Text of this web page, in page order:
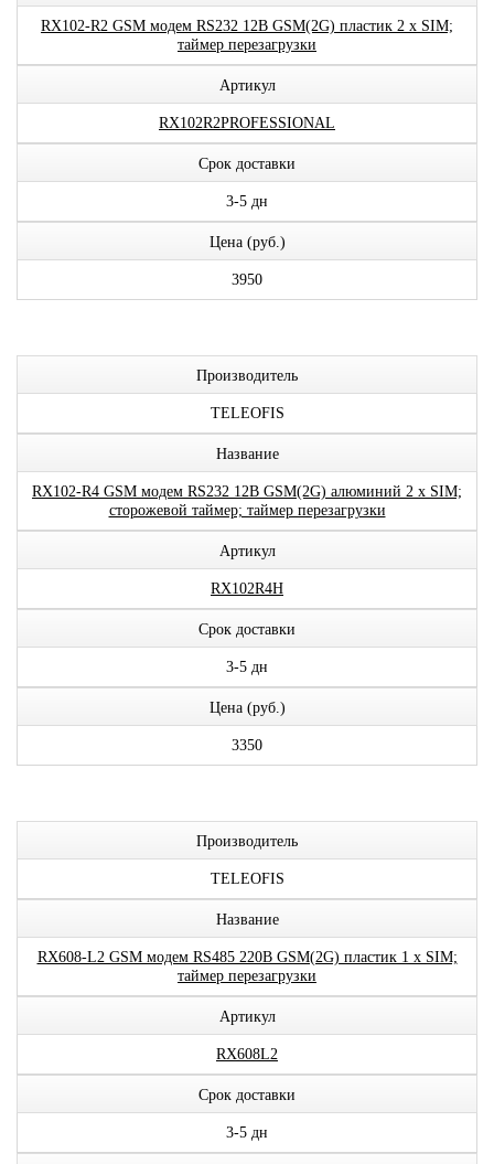
RX102-R2 GSM модем RS232 12В GSM(2G) пластик 2 x SIM;
таймер перезагрузки
Артикул
RX102R2PROFESSIONAL
Срок доставки
3-5 дн
Цена (руб.)
3950
Производитель
TELEOFIS
Название
RX102-R4 GSM модем RS232 12В GSM(2G) алюминий 2 x SIM;
сторожевой таймер; таймер перезагрузки
Артикул
RX102R4H
Срок доставки
3-5 дн
Цена (руб.)
3350
Производитель
TELEOFIS
Название
RX608-L2 GSM модем RS485 220В GSM(2G) пластик 1 x SIM;
таймер перезагрузки
Артикул
RX608L2
Срок доставки
3-5 дн